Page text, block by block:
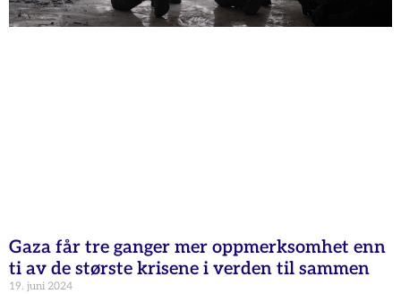
Gaza får tre ganger mer oppmerksomhet enn
ti av de største krisene i verden til sammen
19. juni 2024